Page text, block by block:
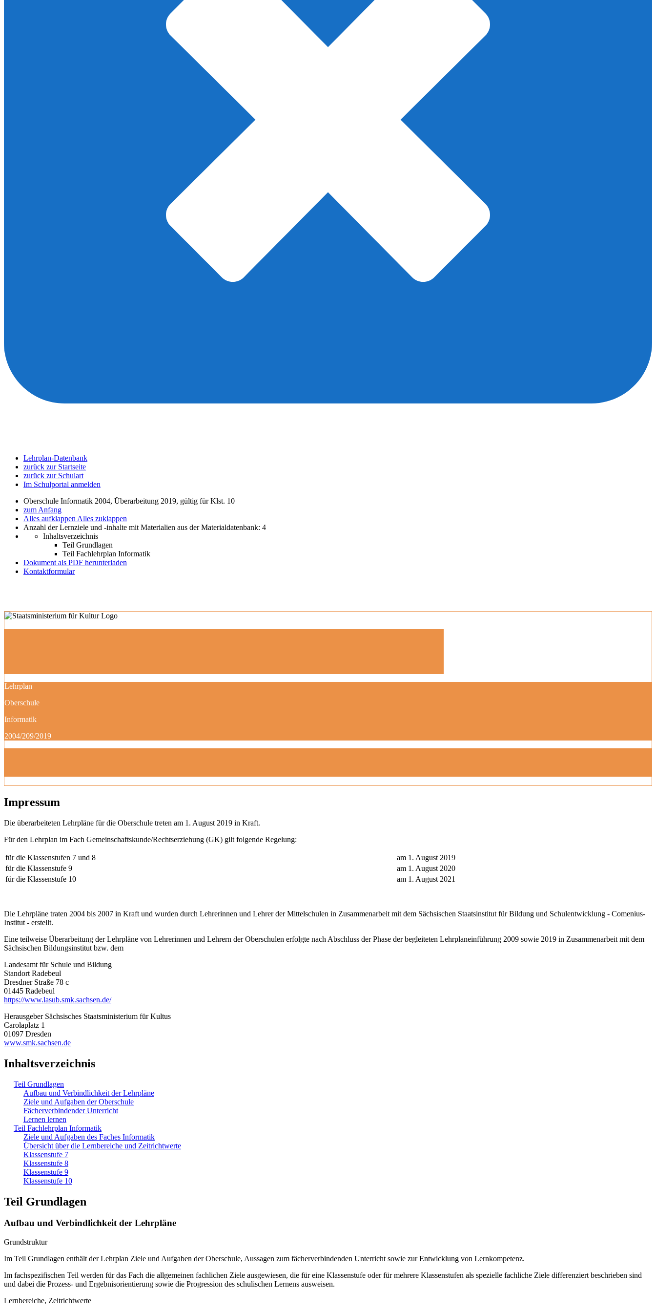
Lehrplan-Datenbank
zurück zur Startseite
zurück zur Schulart
Im Schulportal anmelden
Oberschule Informatik 2004, Überarbeitung 2019, gültig für Klst. 10
zum Anfang
Alles aufklappen Alles zuklappen
Anzahl der Lernziele und -inhalte mit Materialien aus der Materialdatenbank: 4
Inhaltsverzeichnis
Teil Grundlagen
Teil Fachlehrplan Informatik
Dokument als PDF herunterladen
Kontaktformular
Lehrplan
Oberschule
Informatik
2004/209/2019
Impressum
Die überarbeiteten Lehrpläne für die Oberschule treten am 1. August 2019 in Kraft.
Für den Lehrplan im Fach Gemeinschaftskunde/Rechtserziehung (GK) gilt folgende Regelung:
für die Klassenstufen 7 und 8
am 1. August 2019
für die Klassenstufe 9
am 1. August 2020
für die Klassenstufe 10
am 1. August 2021
Die Lehrpläne traten 2004 bis 2007 in Kraft und wurden durch Lehrerinnen und Lehrer der Mittelschulen in Zusammenarbeit mit dem Sächsischen Staatsinstitut für Bildung und Schulentwicklung - Comenius-
Institut - erstellt.
Eine teilweise Überarbeitung der Lehrpläne von Lehrerinnen und Lehrern der Oberschulen erfolgte nach Abschluss der Phase der begleiteten Lehrplaneinführung 2009 sowie 2019 in Zusammenarbeit mit dem
Sächsischen Bildungsinstitut bzw. dem
Landesamt für Schule und Bildung
Standort Radebeul
Dresdner Straße 78 c
01445 Radebeul
https://www.lasub.smk.sachsen.de/
Herausgeber Sächsisches Staatsministerium für Kultus
Carolaplatz 1
01097 Dresden
www.smk.sachsen.de
Inhaltsverzeichnis
Teil Grundlagen
Aufbau und Verbindlichkeit der Lehrpläne
Ziele und Aufgaben der Oberschule
Fächerverbindender Unterricht
Lernen lernen
Teil Fachlehrplan Informatik
Ziele und Aufgaben des Faches Informatik
Übersicht über die Lernbereiche und Zeitrichtwerte
Klassenstufe 7
Klassenstufe 8
Klassenstufe 9
Klassenstufe 10
Teil Grundlagen
Aufbau und Verbindlichkeit der Lehrpläne
Grundstruktur
Im Teil Grundlagen enthält der Lehrplan Ziele und Aufgaben der Oberschule, Aussagen zum fächerverbindenden Unterricht sowie zur Entwicklung von Lernkompetenz.
Im fachspezifischen Teil werden für das Fach die allgemeinen fachlichen Ziele ausgewiesen, die für eine Klassenstufe oder für mehrere Klassenstufen als spezielle fachliche Ziele differenziert beschrieben sind
und dabei die Prozess- und Ergebnisorientierung sowie die Progression des schulischen Lernens ausweisen.
Lernbereiche, Zeitrichtwerte